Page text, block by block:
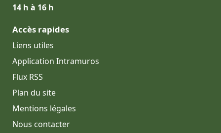
14 h à 16 h
Accès rapides
Liens utiles
Application Intramuros
Flux RSS
Plan du site
Mentions légales
Nous contacter